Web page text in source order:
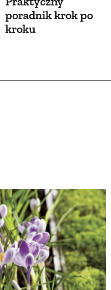
poradnik krok po
kroku